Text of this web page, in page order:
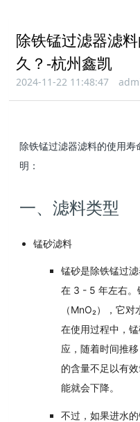
除铁锰过滤器滤
久？-杭州鑫凯
2024-11-22 11:48:47
除铁锰过滤器滤料的使用
明：
一、滤料类型
锰砂滤料
锰砂是除铁锰过
在 3 - 5 年左右。
（MnO₂），它
在使用过程中，
应，随着时间推
的含量不足以有
能就会下降。
不过，如果进水